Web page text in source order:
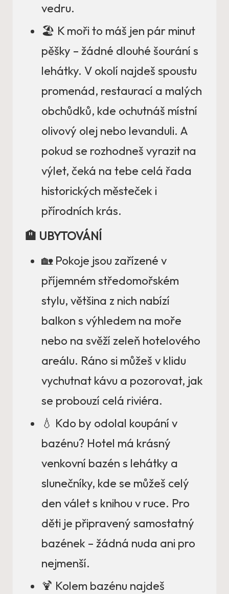
vedru.
🏖️ K moři to máš jen pár minut
pěšky – žádné dlouhé šourání s
lehátky. V okolí najdeš spoustu
promenád, restaurací a malých
obchůdků, kde ochutnáš místní
olivový olej nebo levanduli. A
pokud se rozhodneš vyrazit na
výlet, čeká na tebe celá řada
historických městeček i
přírodních krás.
🏨 UBYTOVÁNÍ
🏡 Pokoje jsou zařízené v
příjemném středomořském
stylu, většina z nich nabízí
balkon s výhledem na moře
nebo na svěží zeleň hotelového
areálu. Ráno si můžeš v klidu
vychutnat kávu a pozorovat, jak
se probouzí celá riviéra.
💧 Kdo by odolal koupání v
bazénu? Hotel má krásný
venkovní bazén s lehátky a
slunečníky, kde se můžeš celý
den válet s knihou v ruce. Pro
děti je připravený samostatný
bazének – žádná nuda ani pro
nejmenší.
🍹 Kolem bazénu najdeš